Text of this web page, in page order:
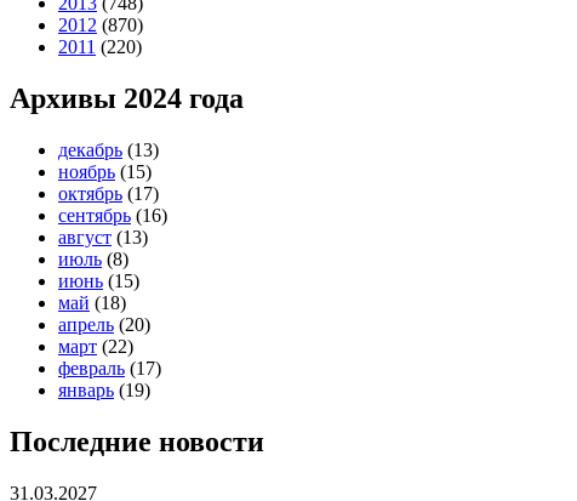
2012 (870)
2011 (220)
Архивы 2024 года
декабрь (13)
ноябрь (15)
октябрь (17)
сентябрь (16)
август (13)
июль (8)
июнь (15)
май (18)
апрель (20)
март (22)
февраль (17)
январь (19)
Последние новости
31.03.2027